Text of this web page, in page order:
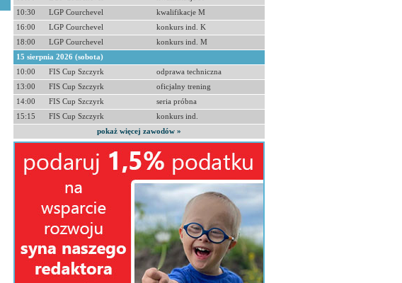
10:30
LGP Courchevel
kwalifikacje M
16:00
LGP Courchevel
konkurs ind. K
18:00
LGP Courchevel
konkurs ind. M
15 sierpnia 2026 (sobota)
10:00
FIS Cup Szczyrk
odprawa techniczna
13:00
FIS Cup Szczyrk
oficjalny trening
14:00
FIS Cup Szczyrk
seria próbna
15:15
FIS Cup Szczyrk
konkurs ind.
pokaż więcej zawodów »